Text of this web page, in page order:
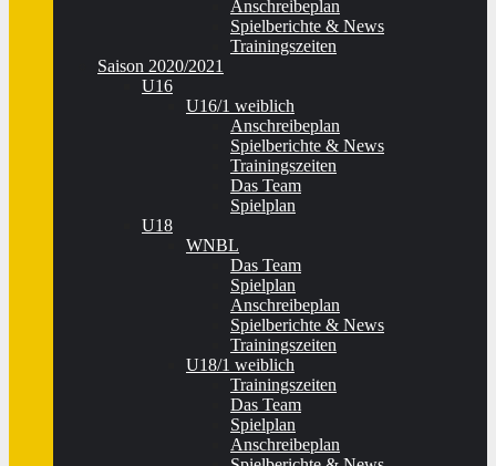
Anschreibeplan
Spielberichte & News
Trainingszeiten
Saison 2020/2021
U16
U16/1 weiblich
Anschreibeplan
Spielberichte & News
Trainingszeiten
Das Team
Spielplan
U18
WNBL
Das Team
Spielplan
Anschreibeplan
Spielberichte & News
Trainingszeiten
U18/1 weiblich
Trainingszeiten
Das Team
Spielplan
Anschreibeplan